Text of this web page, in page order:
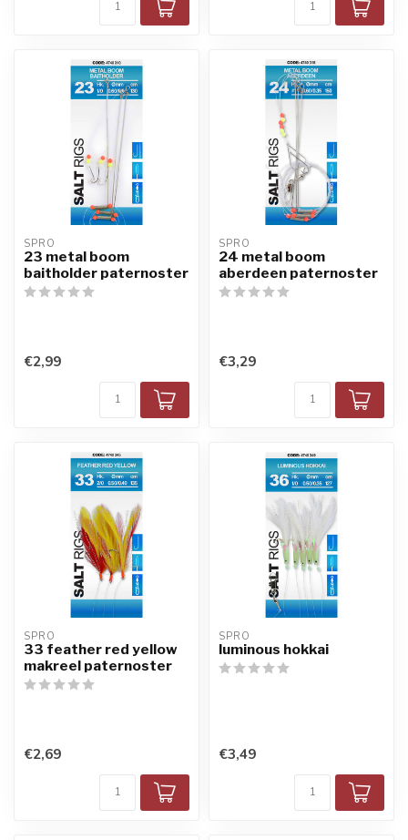
SPRO
23 metal boom
baitholder paternoster
€2,99
SPRO
24 metal boom
aberdeen paternoster
€3,29
SPRO
33 feather red yellow
makreel paternoster
€2,69
SPRO
luminous hokkai
€3,49